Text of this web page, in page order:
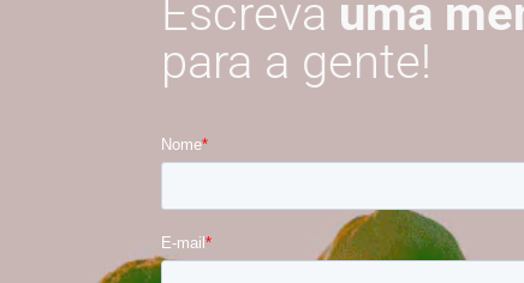
Escreva uma
para a gente!